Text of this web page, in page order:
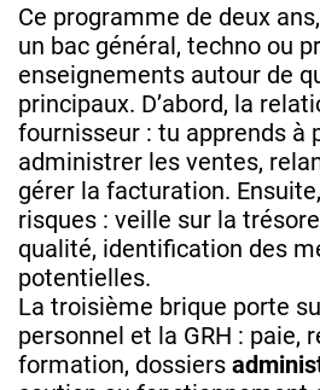
Ce programme de deux
un bac général, techno ou
enseignements autour de
principaux. D’abord, la
fournisseur : tu apprends à
administrer les ventes,
gérer la facturation.
risques : veille sur la
qualité, identification des
potentielles.
La troisième brique porte
personnel et la GRH : paie,
formation, dossiers